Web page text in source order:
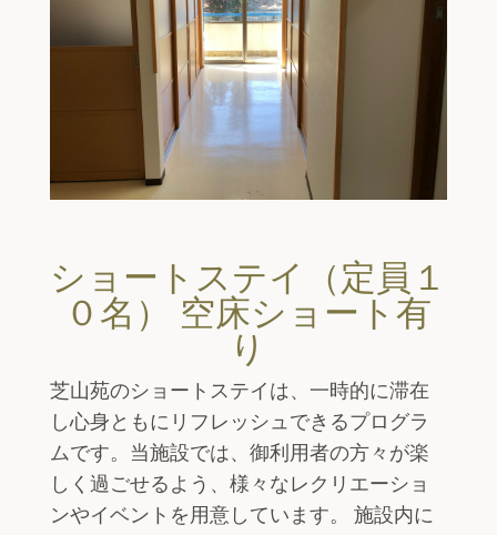
ショートステイ（定員１
０名） 空床ショート有
り
芝山苑のショートステイは、一時的に滞在
し心身ともにリフレッシュできるプログラ
ムです。当施設では、御利用者の方々が楽
しく過ごせるよう、様々なレクリエーショ
ンやイベントを用意しています。 施設内に